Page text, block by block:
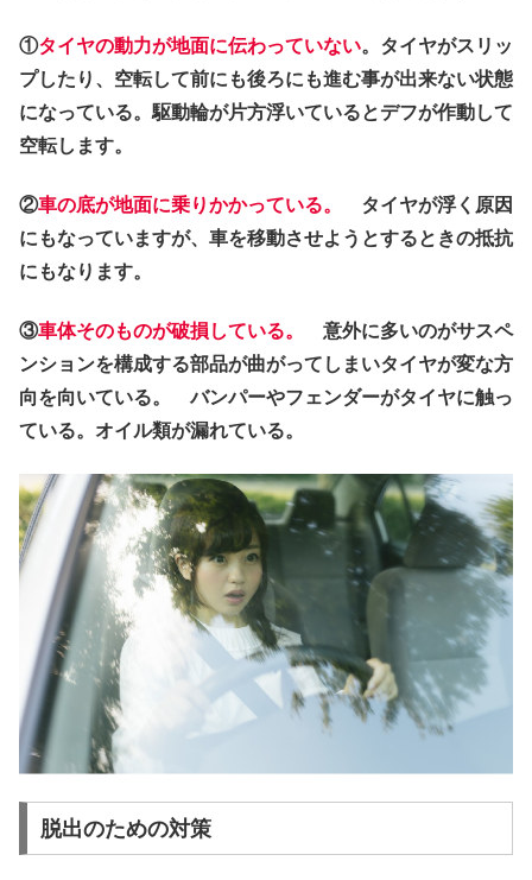
①タイヤの動力が地面に伝わっていない。 タイヤがスリッ
プしたり、空転して前にも後ろにも進む事が出来ない状態
になっている。駆動輪が片方浮いているとデフが作動して
空転します。
②車の底が地面に乗りかかっている。 タイヤが浮く原因
にもなっていますが、車を移動させようとするときの抵抗
にもなります。
③車体そのものが破損している。
意外に多いのがサスペ
ンションを構成する部品が曲がってしまいタイヤが変な方
向を向いている。 バンパーやフェンダーがタイヤに触っ
ている。オイル類が漏れている。
脱出のための対策